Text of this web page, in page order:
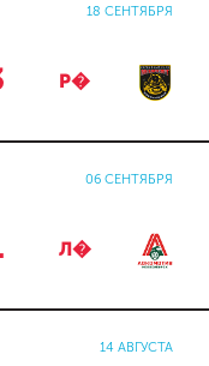
18 СЕНТЯБРЯ
Р�
06 СЕНТЯБРЯ
Л�
14 АВГУСТА